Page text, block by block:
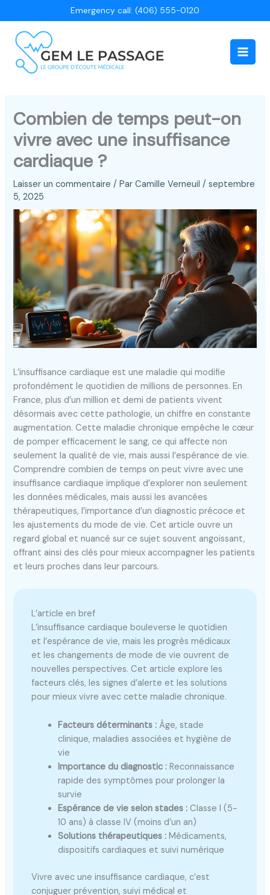
au
contenu
Emergency call: (406) 555-0120
Main
Combien de temps peut-on
vivre avec une insuffisance
cardiaque ?
Laisser un commentaire / ParCamille Verneuil/septembre
5, 2025
L’insuffisance cardiaque est une maladie qui modifie
profondément le quotidien de millions de personnes. En
France, plus d’un million et demi de patients vivent
désormais avec cette pathologie, un chiffre en constante
augmentation. Cette maladie chronique empêche le cœur
de pomper efficacement le sang, ce qui affecte non
seulement la qualité de vie, mais aussi l’espérance de vie.
Comprendre combien de temps on peut vivre avec une
insuffisance cardiaque implique d’explorer non seulement
les données médicales, mais aussi les avancées
thérapeutiques, l’importance d’un diagnostic précoce et
les ajustements du mode de vie. Cet article ouvre un
regard global et nuancé sur ce sujet souvent angoissant,
offrant ainsi des clés pour mieux accompagner les patients
et leurs proches dans leur parcours.
L’article en bref
L’insuffisance cardiaque bouleverse le quotidien
et l’espérance de vie, mais les progrès médicaux
et les changements de mode de vie ouvrent de
nouvelles perspectives. Cet article explore les
facteurs clés, les signes d’alerte et les solutions
pour mieux vivre avec cette maladie chronique.
Facteurs déterminants : Âge, stade
clinique, maladies associées et hygiène de
vie
Importance du diagnostic : Reconnaissance
rapide des symptômes pour prolonger la
survie
Espérance de vie selon stades : Classe I (5-
10 ans) à classe IV (moins d’un an)
Solutions thérapeutiques : Médicaments,
dispositifs cardiaques et suivi numérique
Vivre avec une insuffisance cardiaque, c’est
conjuguer prévention, suivi médical et